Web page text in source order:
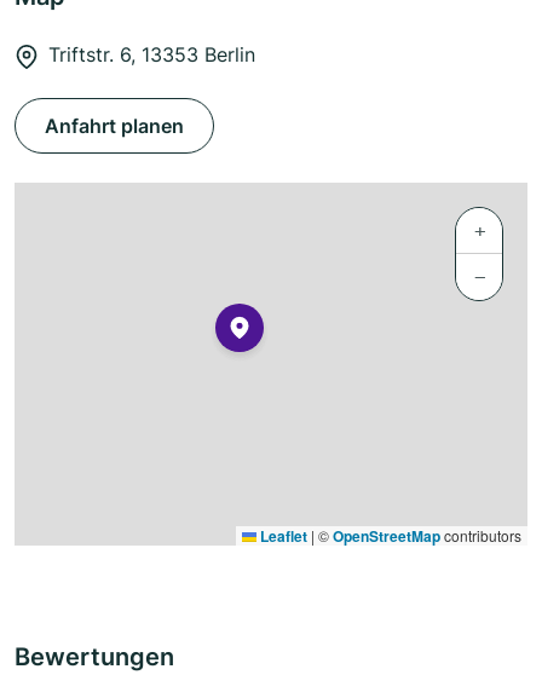
Triftstr. 6, 13353 Berlin
Anfahrt planen
+
−
Leaflet | ©OpenStreetMapcontributors
Bewertungen